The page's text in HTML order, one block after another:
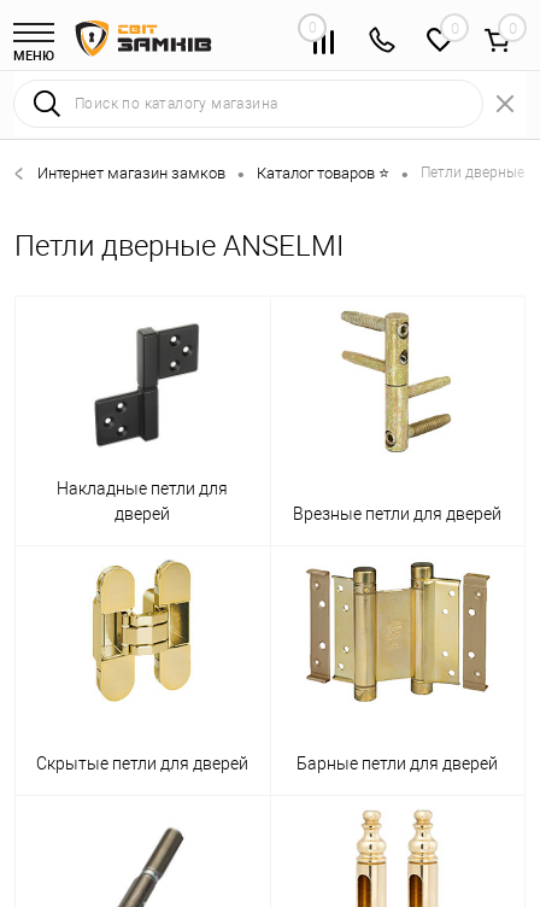
МЕНЮ
0 0
Интернет магазин замков • Каталог товаров ⭐ • Петли дверные
Петли дверные ANSELMI
Накладные петли для
дверей
Врезные петли для дверей
Скрытые петли для дверей Барные петли для дверей